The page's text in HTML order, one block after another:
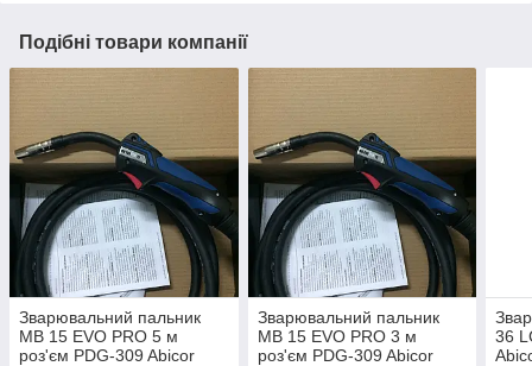
Подібні товари компанії
Зварювальний пальник
MB 15 EVO PRO 5 м
роз'єм PDG-309 Abicor
Зварювальний пальник
MB 15 EVO PRO 3 м
роз'єм PDG-309 Abicor
36